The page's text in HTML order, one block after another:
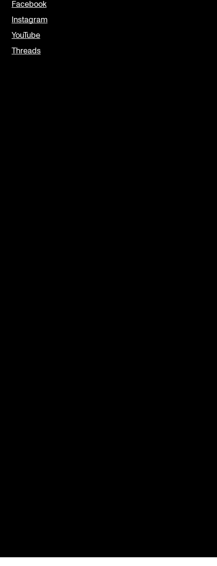
Facebook
Instagram
YouTube
Threads